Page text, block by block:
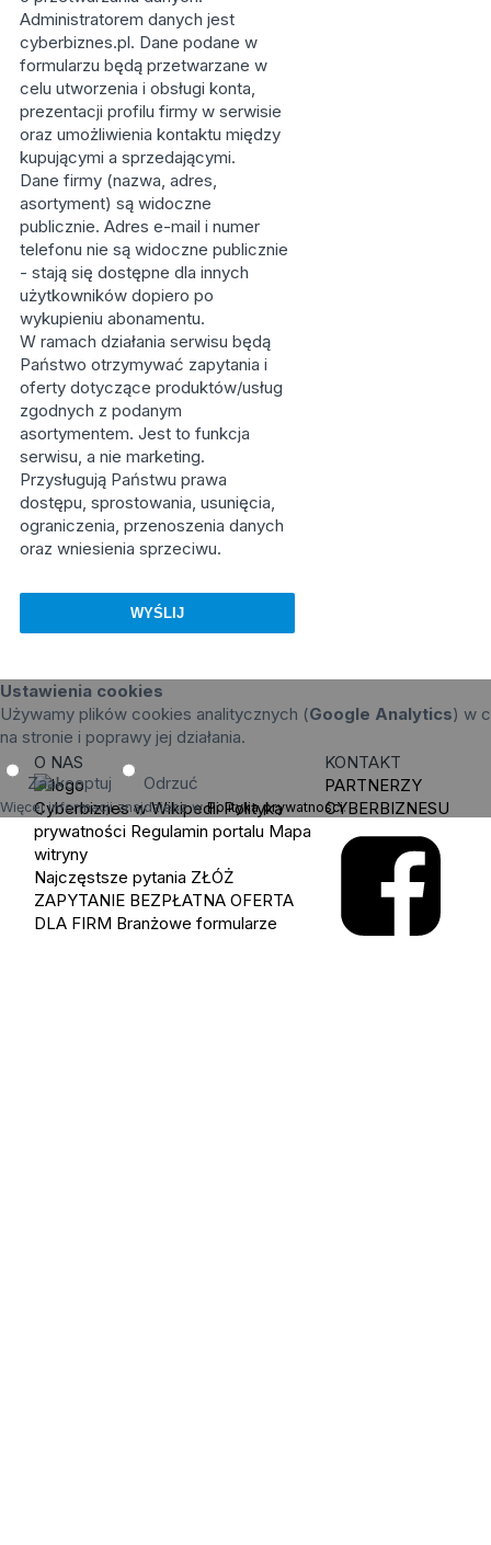
Administratorem danych jest
cyberbiznes.pl. Dane podane w
formularzu będą przetwarzane w
celu utworzenia i obsługi konta,
prezentacji profilu firmy w serwisie
oraz umożliwienia kontaktu między
kupującymi a sprzedającymi.
Dane firmy (nazwa, adres,
asortyment) są widoczne
publicznie. Adres e-mail i numer
telefonu nie są widoczne publicznie
- stają się dostępne dla innych
użytkowników dopiero po
wykupieniu abonamentu.
W ramach działania serwisu będą
Państwo otrzymywać zapytania i
oferty dotyczące produktów/usług
zgodnych z podanym
asortymentem. Jest to funkcja
serwisu, a nie marketing.
Przysługują Państwu prawa
dostępu, sprostowania, usunięcia,
ograniczenia, przenoszenia danych
oraz wniesienia sprzeciwu.
Ustawienia cookies
Używamy plików cookies analitycznych (Google Analytics) w
na stronie i poprawy jej działania.
Zaakceptuj Odrzuć
Więcej informacji znajdziesz wPolityka prywatności.
O NAS
Cyberbiznes w Wikipedii Polityka
prywatności Regulamin portalu Mapa
witryny
Najczęstsze pytania ZŁÓŻ
ZAPYTANIE BEZPŁATNA OFERTA
DLA FIRM Branżowe formularze
KONTAKT
PARTNERZY
CYBERBIZNESU